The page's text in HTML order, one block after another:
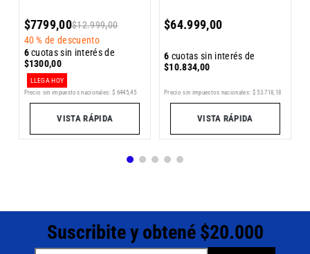
$7799,00$12.999,00
40 % de descuento
6cuotas sin interés de
$1300,00
LLEGA HOY
Precio sin impuestos nacionales: $ 6445,45
VISTA RÁPIDA
$64.999,00
6 cuotas sin interés de
$10.834,00
Precio sin impuestos nacionales: $ 53.718,18
VISTA RÁPIDA
Suscribite y obtené $20.000